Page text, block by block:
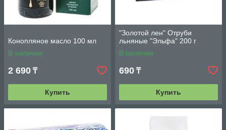
Конопляное масло 100 мл
В наличии
2 690 ₸
Купить
"Золотой лен" Отруби
льняные "Эльфа" 200 г
В наличии
690 ₸
Купить